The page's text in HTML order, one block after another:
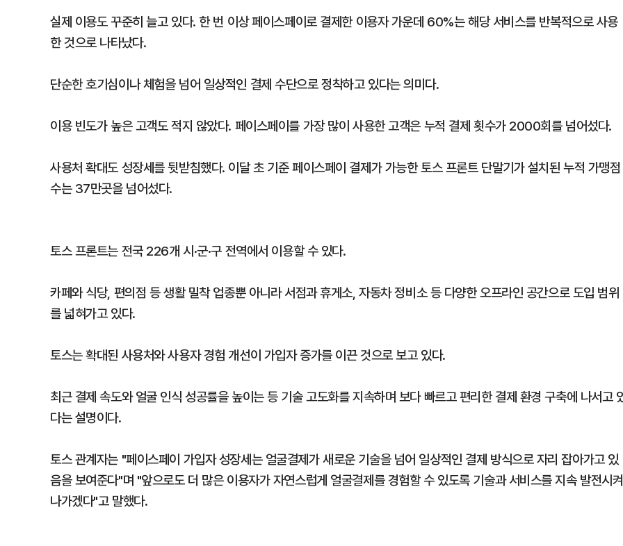
실제 이용도 꾸준히 늘고 있다. 한 번 이상 페이스페이로 결제한 이용자 가운데 60%는 해당 서비스를 반복적으로 사용
한 것으로 나타났다.
단순한 호기심이나 체험을 넘어 일상적인 결제 수단으로 정착하고 있다는 의미다.
이용 빈도가 높은 고객도 적지 않았다. 페이스페이를 가장 많이 사용한 고객은 누적 결제 횟수가 2000회를 넘어섰다.
사용처 확대도 성장세를 뒷받침했다. 이달 초 기준 페이스페이 결제가 가능한 토스 프론트 단말기가 설치된 누적 가맹점
수는 37만곳을 넘어섰다.
토스 프론트는 전국 226개 시·군·구 전역에서 이용할 수 있다.
카페와 식당, 편의점 등 생활 밀착 업종뿐 아니라 서점과 휴게소, 자동차 정비소 등 다양한 오프라인 공간으로 도입 범위
를 넓혀가고 있다.
토스는 확대된 사용처와 사용자 경험 개선이 가입자 증가를 이끈 것으로 보고 있다.
최근 결제 속도와 얼굴 인식 성공률을 높이는 등 기술 고도화를 지속하며 보다 빠르고 편리한 결제 환경 구축에 나서고
다는 설명이다.
토스 관계자는 "페이스페이 가입자 성장세는 얼굴결제가 새로운 기술을 넘어 일상적인 결제 방식으로 자리 잡아가고 있
음을 보여준다"며 "앞으로도 더 많은 이용자가 자연스럽게 얼굴결제를 경험할 수 있도록 기술과 서비스를 지속 발전시켜
나가겠다"고 말했다.